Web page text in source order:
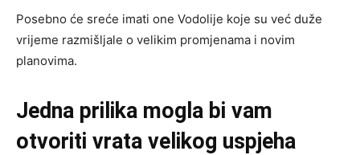
Posebno će sreće imati one Vodolije koje su već duže
vrijeme razmišljale o velikim promjenama i novim
planovima.
Jedna prilika mogla bi vam
otvoriti vrata velikog uspjeha